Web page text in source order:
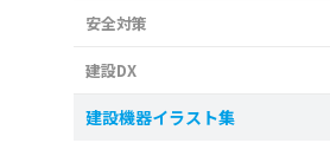
安全対策
建設DX
建設機器イラスト集